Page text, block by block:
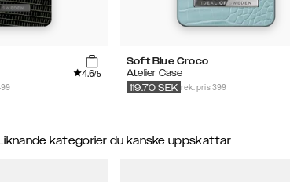
4.6/5
Soft Blue Croco
Atelier Case
rek. pris 399
119.70 SEK
kategorier du kanske uppskattar